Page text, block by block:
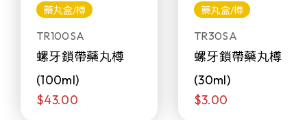
藥丸盒/樽
TR100SA
螺牙鎖帶藥丸樽
(100ml)
$43.00
藥丸盒/樽
TR30SA
螺牙鎖帶藥丸樽
(30ml)
$3.00